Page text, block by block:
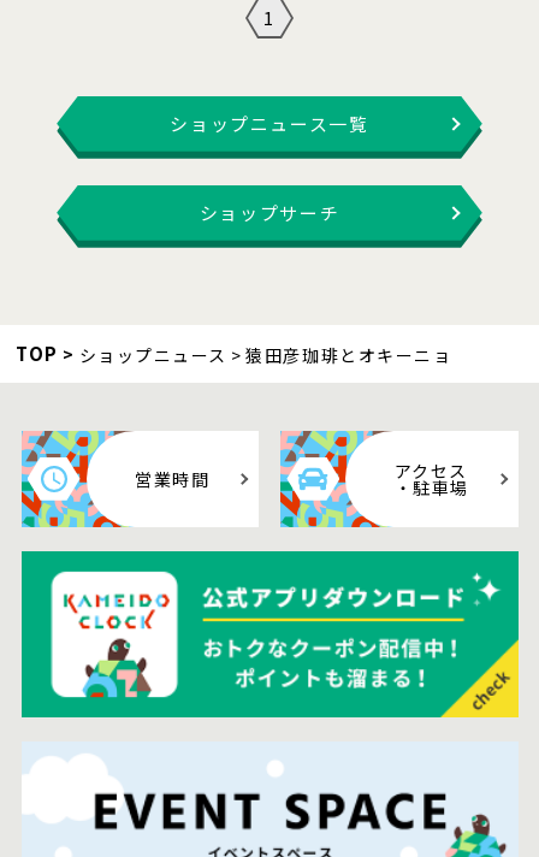
1
ショップニュース一覧
ショップサーチ
TOP ショップニュース 猿田彦珈琲とオキーニョ
営業時間 アクセス
・駐車場